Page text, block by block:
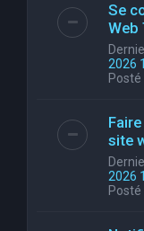
Se
Web
2026
Posté
site
2026
Posté